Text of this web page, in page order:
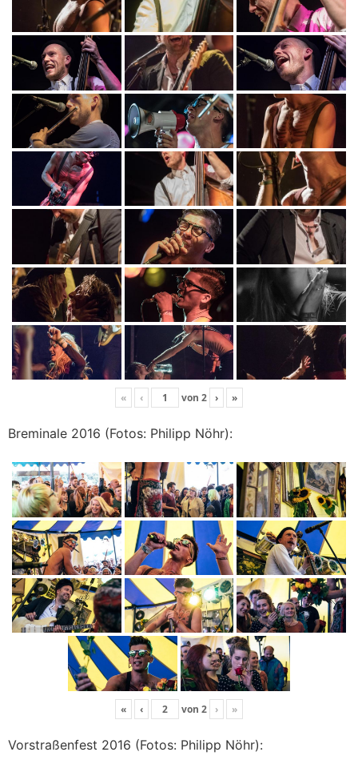
« ‹ von 2 › »
Breminale 2016 (Fotos: Philipp Nöhr):
« ‹ von 2 › »
Vorstraßenfest 2016 (Fotos: Philipp Nöhr):